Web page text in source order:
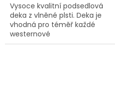
Vysoce kvalitní podsedlová
deka z vlněné plsti. Deka je
vhodná pro téměř každé
westernové
sedlo. Má anatomický tvar,